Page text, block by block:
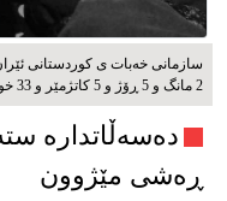
سازمانی خەبات ی كوردستانی
2 مانگ و 5 ڕۆژ و 5 کاتژمێر و 33 خوله‌ک له‌مه‌وپێش‌
دەسەڵاتدارە
ڕەشی مێژوون